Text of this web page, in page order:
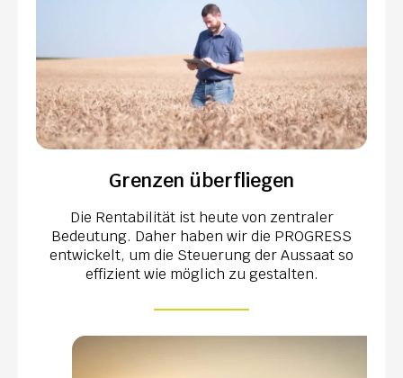
Grenzen überfliegen
Die Rentabilität ist heute von zentraler
Bedeutung. Daher haben wir die PROGRESS
entwickelt, um die Steuerung der Aussaat so
effizient wie möglich zu gestalten.